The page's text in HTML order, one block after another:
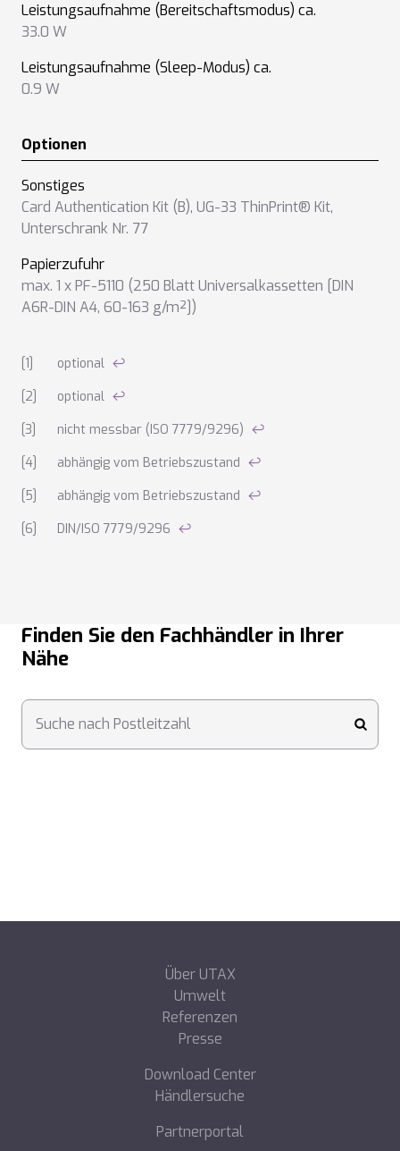
Leistungsaufnahme (Bereitschaftsmodus) ca.
33.0 W
Leistungsaufnahme (Sleep-Modus) ca.
0.9 W
Optionen
Sonstiges
Card Authentication Kit (B), UG-33 ThinPrint® Kit,
Unterschrank Nr. 77
Papierzufuhr
max. 1 x PF-5110 (250 Blatt Universalkassetten [DIN
A6R-DIN A4, 60-163 g/m²])
Anmerkungen zu den technischen Daten
optional ↩
optional ↩
nicht messbar (ISO 7779/9296) ↩
abhängig vom Betriebszustand ↩
abhängig vom Betriebszustand ↩
DIN/ISO 7779/9296 ↩
Finden Sie den Fachhändler in Ihrer
Nähe
Suche nach Postleitzahl
Über UTAX
Umwelt
Referenzen
Presse
Download Center
Händlersuche
Partnerportal